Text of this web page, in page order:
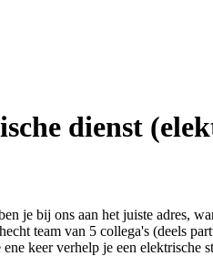
dienst
je bij ons aan het juiste adres,
team van 5 collega's (deels
keer verhelp je een